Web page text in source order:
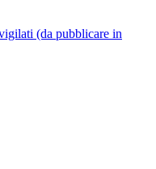
(da pubblicare in